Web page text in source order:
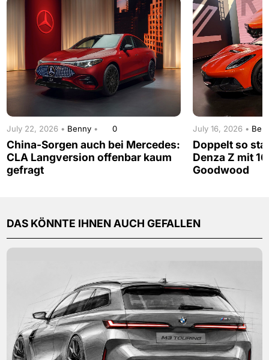
July 22, 2026 • Benny • 0
China-Sorgen auch bei Mercedes:
CLA Langversion offenbar kaum
gefragt
July 16, 2026 •
Doppelt so
Denza Z mit
Goodwood
DAS KÖNNTE IHNEN AUCH GEFALLEN